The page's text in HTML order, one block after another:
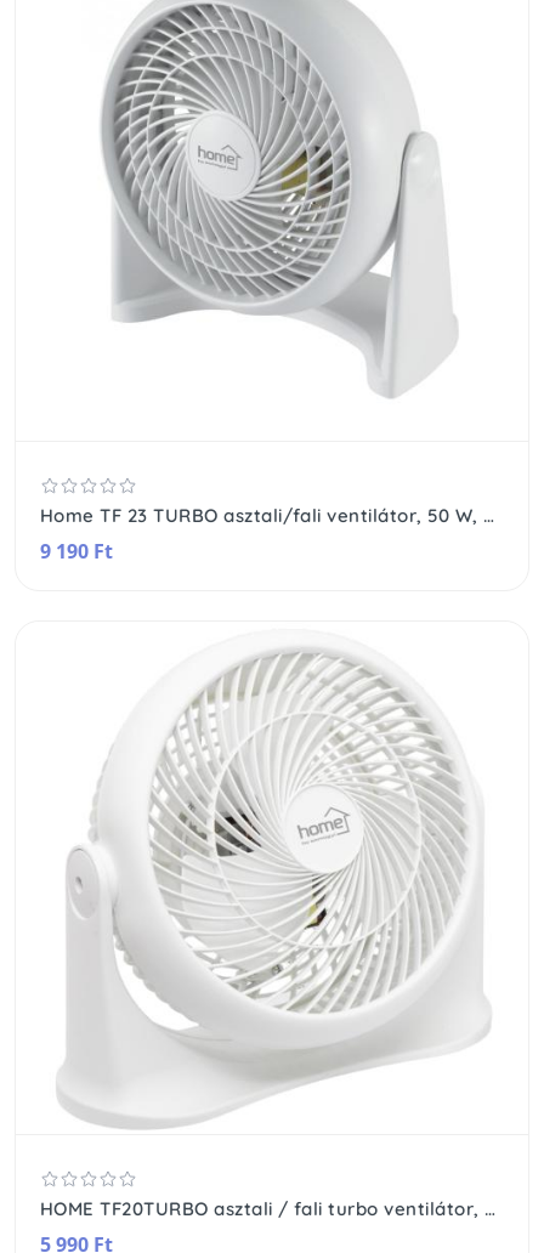
Home TF 23 TURBO asztali/fali ventilátor, 50 W, 3 fokozat, 23 cm-es lapátátmérő, 90°-ban dönthető fej, fehér
9 190 Ft
HOME TF20TURBO asztali / fali turbo ventilátor, 20 cm-es lapátátmérő, 30 W, 3 fokozat, fehér
5 990 Ft